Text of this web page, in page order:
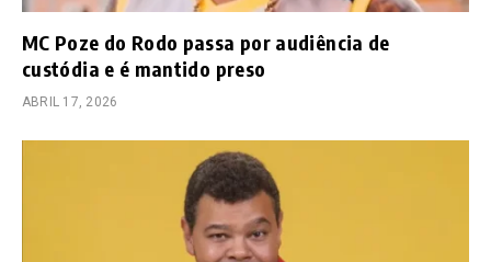
MC Poze do Rodo passa por audiência de
custódia e é mantido preso
ABRIL 17, 2026